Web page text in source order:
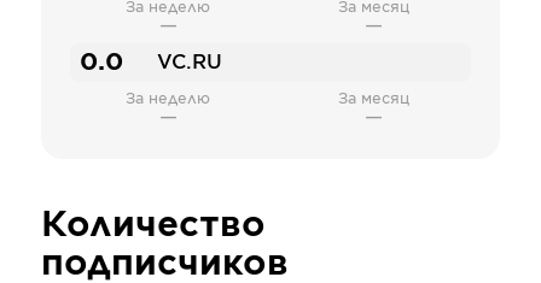
За неделю
—
За месяц
—
0.0 VC.RU
За неделю
—
За месяц
—
Количество
подписчиков